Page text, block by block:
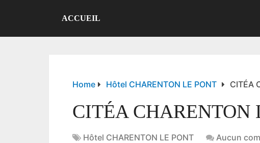
ACCUEIL
Home Hôtel CHARENTON LE PONT CITÉA
CITÉA CHARENTON
Hôtel CHARENTON LE PONT Aucun